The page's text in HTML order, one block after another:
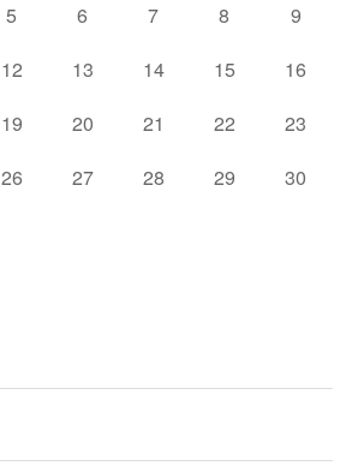
5 6 7 8
9
12 13 14 15
16
19 20 21 22
23
26 27 28 29
30